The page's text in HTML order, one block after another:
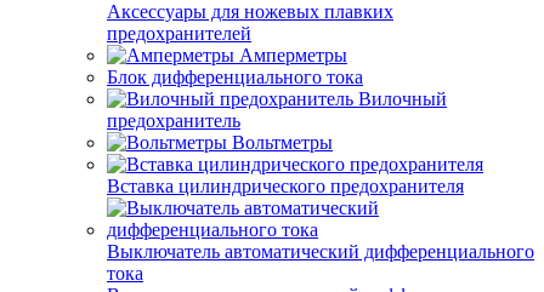
Аксессуары для ножевых плавких
предохранителей
Амперметры
Блок дифференциального тока
Вилочный
предохранитель
Вольтметры
Вставка цилиндрического предохранителя
Выключатель автоматический дифференциального
тока